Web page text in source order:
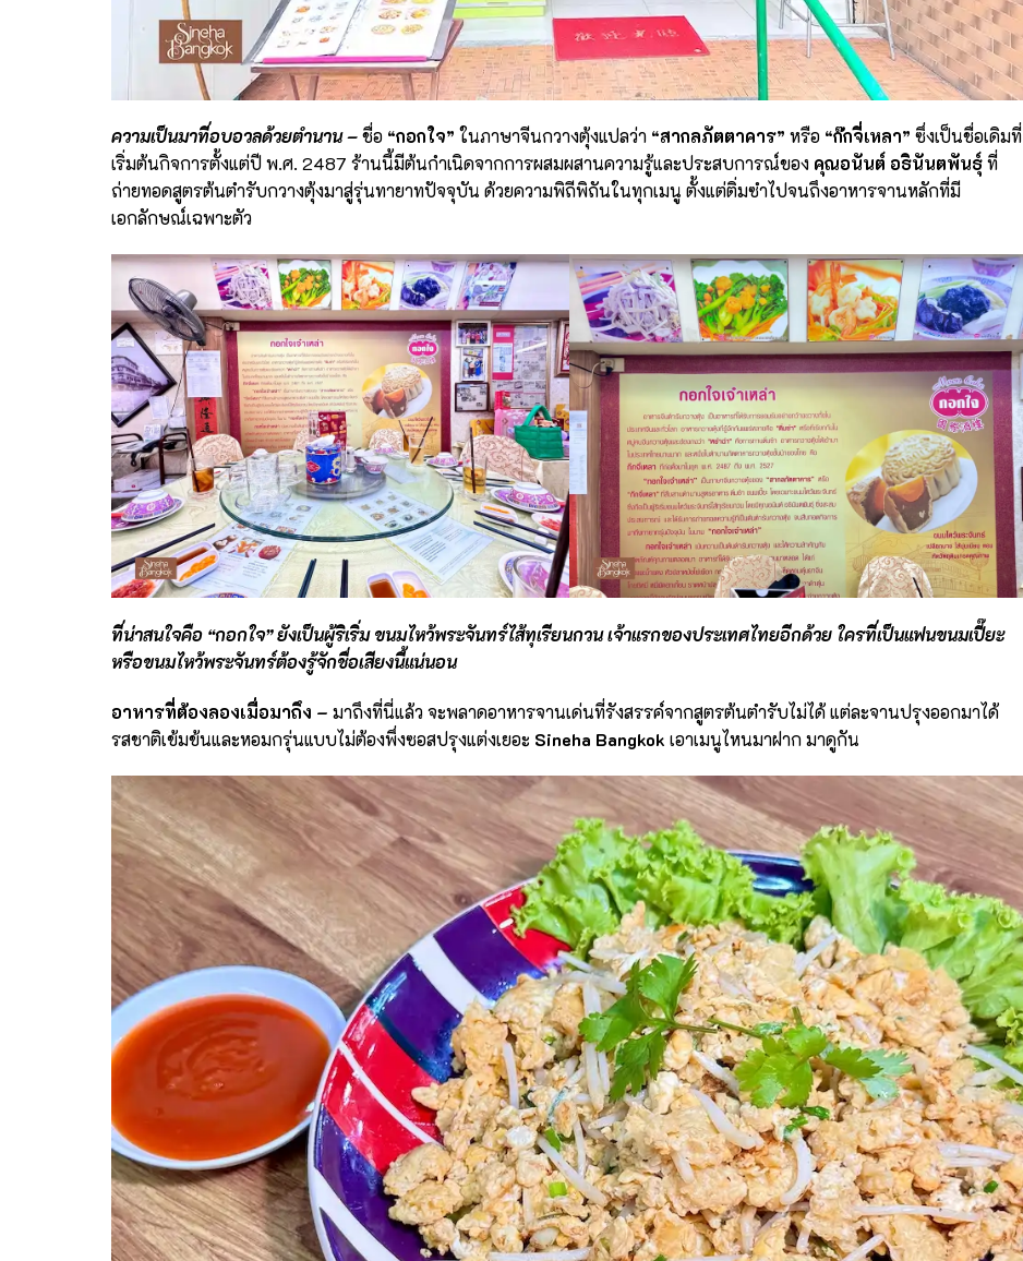
ความเป็นมาที่อบอวลด้วยตำนาน–ชื่อ “กอกใจ” ในภาษาจีนกวางตุ้งแปลว่า “สากลภัตตาคาร” หรือ “ก๊กจี่เหลา” ซึ่งเป็นชื่อเดิมที่
เริ่มต้นกิจการตั้งแต่ปี พ.ศ. 2487 ร้านนี้มีต้นกำเนิดจากการผสมผสานความรู้และประสบการณ์ของ คุณอนันต์ อธินันตพันธุ์ที่
ถ่ายทอดสูตรต้นตำรับกวางตุ้งมาสู่รุ่นทายาทปัจจุบัน ด้วยความพิถีพิถันในทุกเมนู ตั้งแต่ติ่มซำไปจนถึงอาหารจานหลักที่มี
เอกลักษณ์เฉพาะตัว
ที่น่าสนใจคือ “กอกใจ”ยังเป็นผู้ริเริ่ม ขนมไหว้พระจันทร์ไส้ทุเรียนกวน เจ้าแรกของประเทศไทยอีกด้วย ใครที่เป็นแฟนขนมเปี๊ยะ
หรือขนมไหว้พระจันทร์ต้องรู้จักชื่อเสียงนี้แน่นอน
อาหารที่ต้องลองเมื่อมาถึง – มาถึงที่นี่แล้ว จะพลาดอาหารจานเด่นที่รังสรรค์จากสูตรต้นตำรับไม่ได้ แต่ละจานปรุงออกมาได้
รสชาติเข้มข้นและหอมกรุ่นแบบไม่ต้องพึ่งซอสปรุงแต่งเยอะ Sineha Bangkok เอาเมนูไหนมาฝาก มาดูกัน